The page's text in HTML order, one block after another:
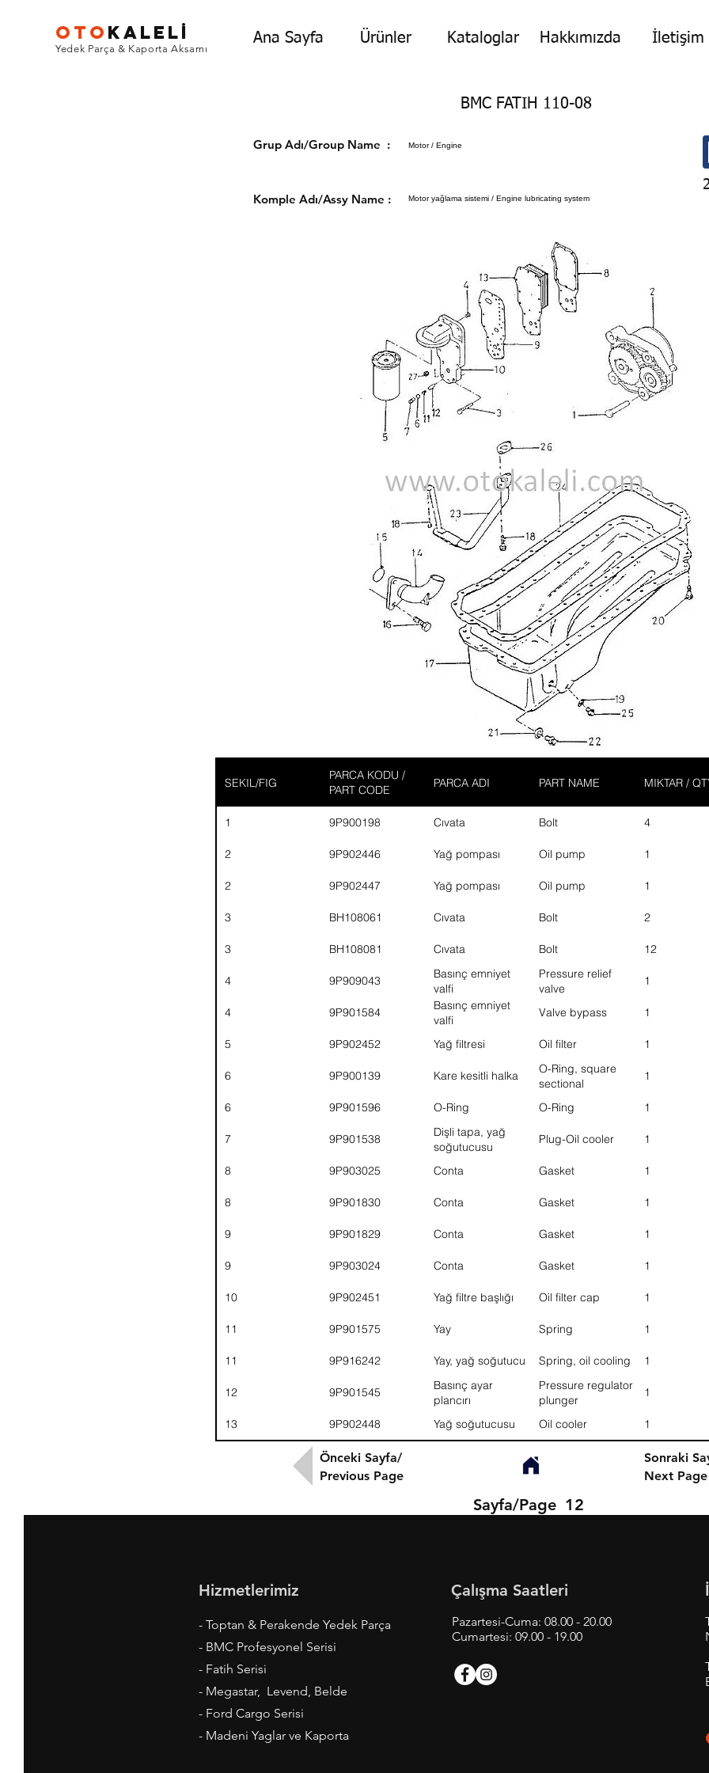
Ana Sayfa Ürünler Kataloglar Hakkımızda İletişim
OTO KALELİ
Yedek Parça & Kaporta Aksamı
BMC FATIH 110-08
Grup Adı/Group Name :Motor / Engine
Komple Adı/Assy Name : Motor yağlama sistemi / Engine lubricating system
SEKIL/FIG
PARCA KODU /
PART CODE
PARCA ADI PART NAME MIKTAR /
1 9P900198 Cıvata Bolt 4
2 9P902446 Yağ pompası Oil pump 1
2 9P902447 Yağ pompası Oil pump 1
3 BH108061 Cıvata Bolt 2
3 BH108081 Cıvata Bolt 12
4 9P909043
Basınç emniyet
valfi
Pressure relief
valve
1
4 9P901584
Basınç emniyet
valfi
Valve bypass 1
5 9P902452 Yağ filtresi Oil filter 1
6 9P900139 Kare kesitli halka
O-Ring, square
sectional
1
6 9P901596 O-Ring O-Ring 1
7 9P901538
Dişli tapa, yağ
soğutucusu
Plug-Oil cooler 1
8 9P903025 Conta Gasket 1
8 9P901830 Conta Gasket 1
9 9P901829 Conta Gasket 1
9 9P903024 Conta Gasket 1
10 9P902451 Yağ filtre başlığı Oil filter cap 1
11 9P901575 Yay Spring 1
11 9P916242 Yay, yağ soğutucu Spring, oil cooling 1
12 9P901545
Basınç ayar
plancırı
Pressure regulator
plunger
1
13 9P902448 Yağ soğutucusu Oil cooler 1
Önceki Sayfa/
Previous Page
Sonraki
Next Page
Sayfa/Page 12
Hizmetlerimiz
- Toptan & Perakende Yedek Parça
- BMC Profesyonel Serisi
- Fatih Serisi
- Megastar, Levend, Belde
- Ford Cargo Serisi
- Madeni Yaglar ve Kaporta
Çalışma Saatleri
Pazartesi-Cuma: 08.00 - 20.00
Cumartesi: 09.00 - 19.00